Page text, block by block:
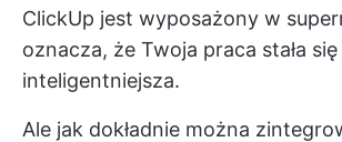
ClickUp jest wyposażony w
oznacza, że Twoja praca stała się
inteligentniejsza.
Ale jak dokładnie można